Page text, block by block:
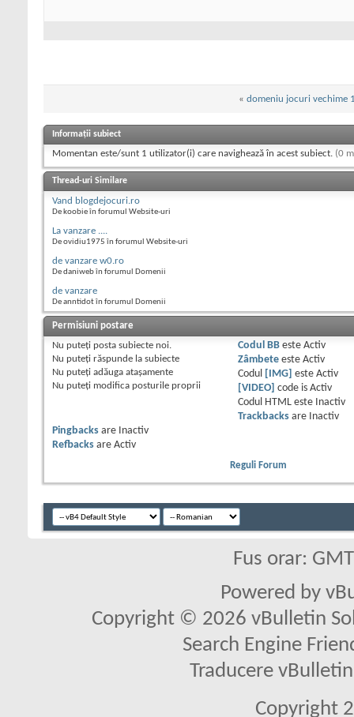
« domeniu jocuri vechime
Informații subiect
Momentan este/sunt 1 utilizator(i) care navighează în acest subiect. (0
Thread-uri Similare
Vand blogdejocuri.ro
De koobie în forumul Website-uri
La vanzare ....
De ovidiu1975 în forumul Website-uri
de vanzare w0.ro
De daniweb în forumul Domenii
de vanzare
De anntidot în forumul Domenii
Permisiuni postare
Nu puteţi posta subiecte noi.
Nu puteţi răspunde la subiecte
Nu puteţi adăuga ataşamente
Nu puteţi modifica posturile proprii
Codul BBeste Activ
Zâmbeteeste Activ
Codul
[IMG] este Activ
[VIDEO]
code is Activ
Codul HTML este
Inactiv
Trackbacksare
Inactiv
Pingbacks are
Inactiv
Refbacks are Activ
Reguli Forum
Fus orar:
Powered by
Copyright © 2026 vBulletin
Search Engine
Traducere
Copyright